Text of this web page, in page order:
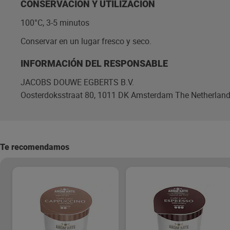
CONSERVACIÓN Y UTILIZACIÓN
100°C, 3-5 minutos
Conservar en un lugar fresco y seco.
INFORMACIÓN DEL RESPONSABLE
JACOBS DOUWE EGBERTS B.V.
Oosterdoksstraat 80, 1011 DK Amsterdam The
Te recomendamos